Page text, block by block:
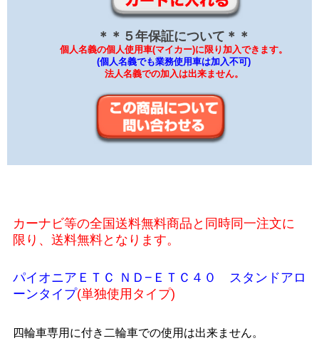
＊＊５年保証について＊＊
個人名義の個人使用車(マイカー)に限り加入できます。
(個人名義でも業務使用車は加入不可)
法人名義での加入は出来ません。
カーナビ等の全国送料無料商品と同時同一注文に
限り、送料無料となります。
パイオニアＥＴＣ ＮＤ−ＥＴＣ４０ スタンドアロ
ーンタイプ(単独使用タイプ)
四輪車専用に付き二輪車での使用は出来ません。